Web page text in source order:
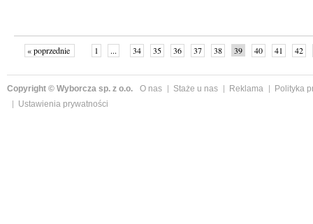
« poprzednie 1 ... 34 35 36 37 38 39 40 41
42
Copyright © Wyborcza sp. z o.o. O nas Staże u nas Reklama
Polityka
Ustawienia prywatności